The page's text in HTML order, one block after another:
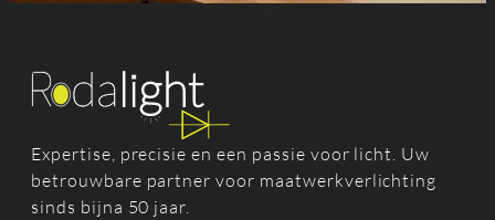
Expertise, precisie en een passie voor licht. Uw
betrouwbare partner voor maatwerkverlichting
sinds bijna 50 jaar.